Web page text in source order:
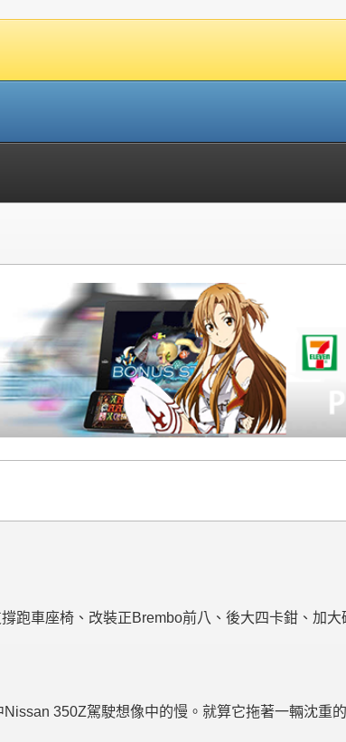
跑車座椅、改裝正Brembo前八、後大四卡鉗、加大
Nissan 350Z駕駛想像中的慢。就算它拖著一輛沈重